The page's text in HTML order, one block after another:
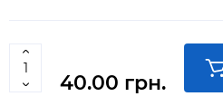
40.00 грн.